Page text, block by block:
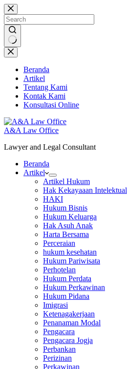
Skip
to
content
No
results
Beranda
Artikel
Tentang Kami
Kontak Kami
Konsultasi Online
A&A Law Office
Lawyer and Legal Consultant
Beranda
Artikel
Artikel Hukum
Hak Kekayaaan Intelektual
HAKI
Hukum Bisnis
Hukum Keluarga
Hak Asuh Anak
Harta Bersama
Perceraian
hukum kesehatan
Hukum Pariwisata
Perhotelan
Hukum Perdata
Hukum Perkawinan
Hukum Pidana
Imigrasi
Ketenagakerjaan
Penanaman Modal
Pengacara
Pengacara Jogja
Perbankan
Perizinan
Perkawinan